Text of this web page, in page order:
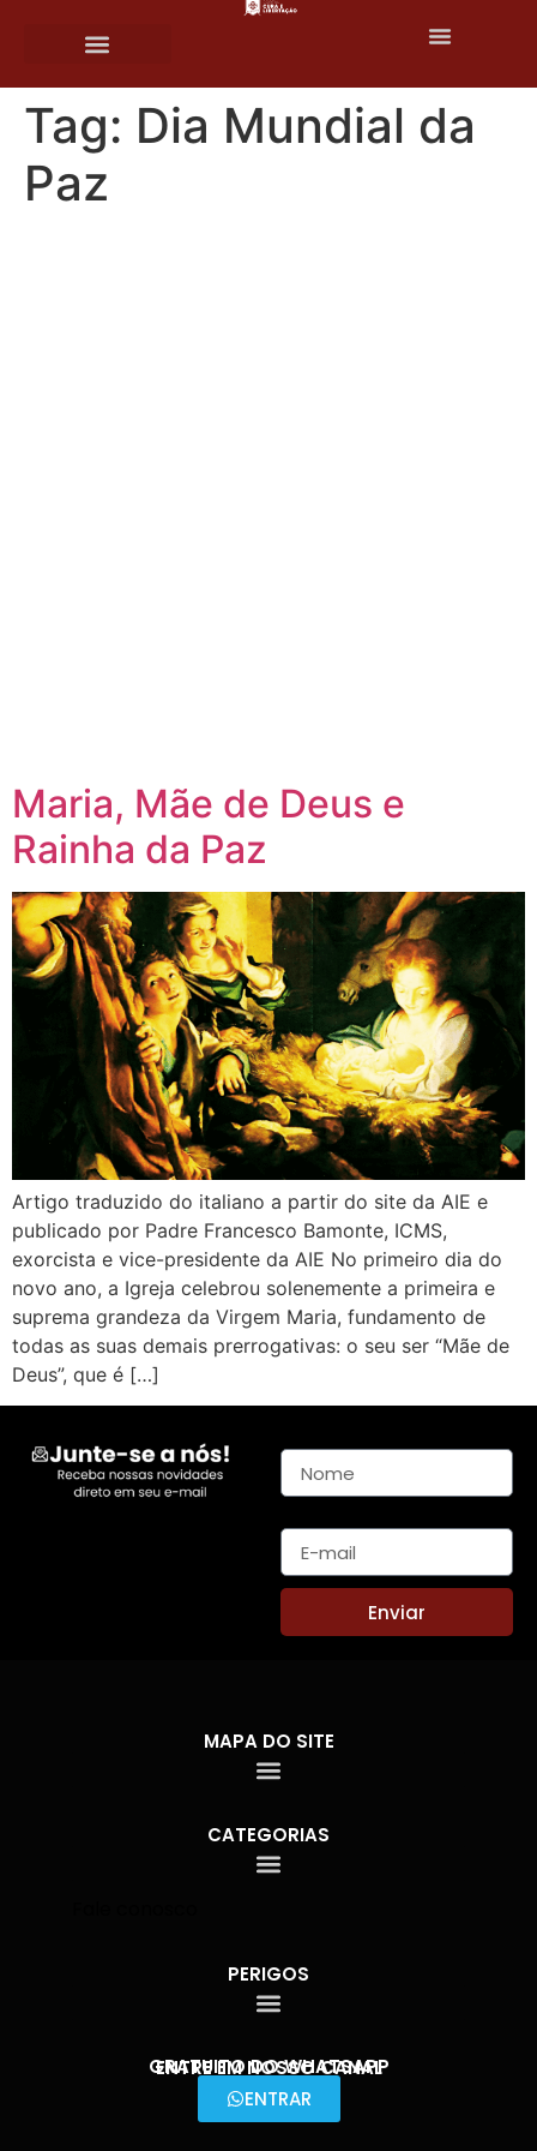
Tag: Dia Mundial da
Paz
Maria, Mãe de Deus e
Rainha da Paz
Artigo traduzido do italiano a partir do site da AIE e
publicado por Padre Francesco Bamonte, ICMS,
exorcista e vice-presidente da AIE No primeiro dia do
novo ano, a Igreja celebrou solenemente a primeira e
suprema grandeza da Virgem Maria, fundamento de
todas as suas demais prerrogativas: o seu ser “Mãe de
Deus”, que é […]
Enviar
MAPA DO SITE
CATEGORIAS
PERIGOS
ENTRE EM NOSSO CANAL
GRATUITO DO WHATSAPP
ENTRAR